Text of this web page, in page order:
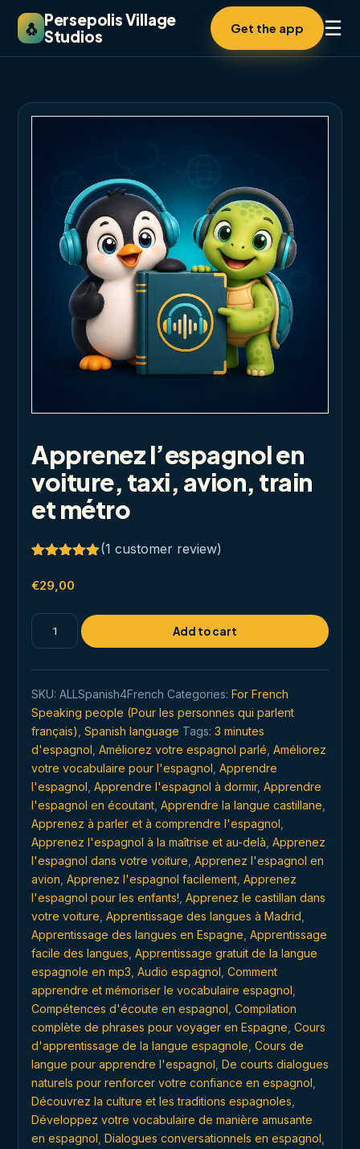
🐧 Persepolis Village
Studios
Get the app ☰
Apprenez l’espagnol en
voiture, taxi, avion, train
et métro
out of 5
based on
rating
(1 customer review)
€29,00
Apprenez
l'espagnol
taxi,
avion,
train
et
métro
quantity
Add to cart
SKU: ALLSpanish4French Categories: For French
Speaking people (Pour les personnes qui parlent
français) Spanish language Tags: 3 minutes
d'espagnol Améliorez votre espagnol parlé Améliorez
votre vocabulaire pour l'espagnol Apprendre
l'espagnol Apprendre l'espagnol à dormir, Apprendre
l'espagnol en écoutant Apprendre la langue castillane
Apprenez à parler et à comprendre l'espagnol
Apprenez l'espagnol à la maîtrise et au-delà Apprenez
l'espagnol dans votre voiture Apprenez l'espagnol en
avion Apprenez l'espagnol facilement Apprenez
l'espagnol pour les enfants! Apprenez le castillan dans
votre voiture Apprentissage des langues à Madrid
Apprentissage des langues en Espagne Apprentissage
facile des langues Apprentissage gratuit de la langue
espagnole en mp3 Audio espagnol Comment
apprendre et mémoriser le vocabulaire espagnol
Compétences d'écoute en espagnol Compilation
complète de phrases pour voyager en Espagne Cours
d'apprentissage de la langue espagnole Cours de
langue pour apprendre l'espagnol De courts dialogues
naturels pour renforcer votre confiance en espagnol
Découvrez la culture et les traditions espagnoles
Développez votre vocabulaire de manière amusante
en espagnol Dialogues conversationnels en espagnol